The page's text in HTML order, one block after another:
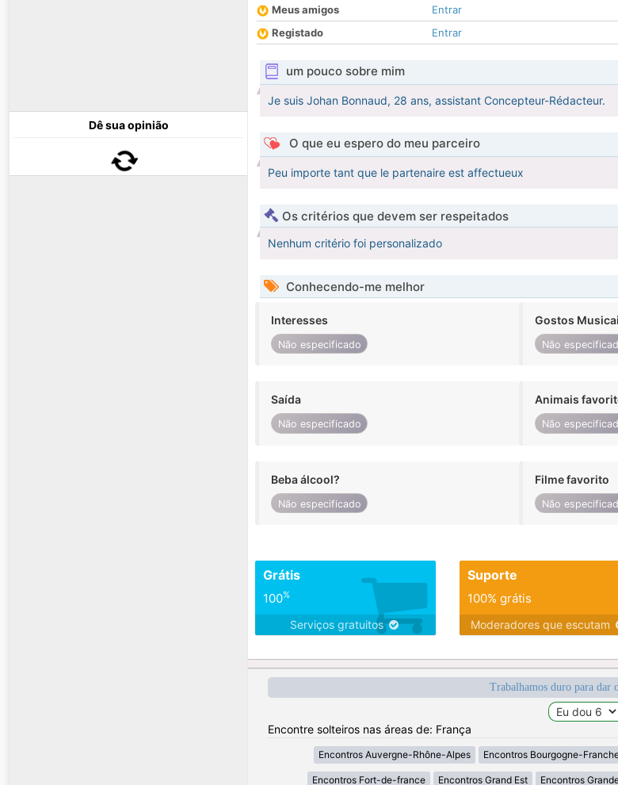
Dê sua opinião
Meus amigos
Entrar
Registado
Entrar
um pouco sobre mim
Je suis Johan Bonnaud, 28 ans, assistant Concepteur-Rédacteur.
O que eu espero do meu parceiro
Peu importe tant que le partenaire est affectueux
Os critérios que devem ser respeitados
Nenhum critério foi personalizado
Conhecendo-me melhor
Interesses
Não especificado
Gostos
Não
Saída
Não especificado
Animais
Não
Beba álcool?
Não especificado
Filme favorito
Não
Grátis
100%
Serviços gratuitos
Suporte
100% grátis
Moderadores que escutam
Trabalhamos duro para
Encontre solteiros nas áreas de: França
Encontros Auvergne-Rhône-Alpes Encontros Bourgogne-
Encontros Fort-de-france Encontros Grand Est Encontros